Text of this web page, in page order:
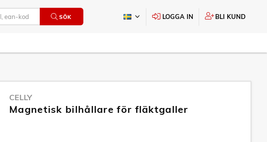
SÖK LOGGA IN BLI KUND
CELLY
Magnetisk bilhållare för fläktgaller